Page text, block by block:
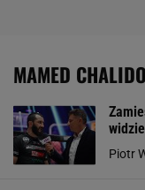
MAMED
Piotr